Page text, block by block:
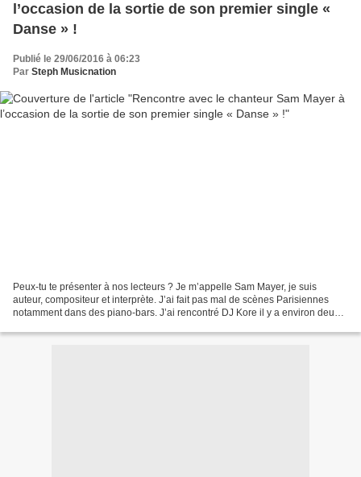
l’occasion de la sortie de son premier single «
Danse » !
Publié le 29/06/2016 à 06:23
Par Steph Musicnation
Peux-tu te présenter à nos lecteurs ? Je m’appelle Sam Mayer, je suis
auteur, compositeur et interprète. J’ai fait pas mal de scènes Parisiennes
notamment dans des piano-bars. J’ai rencontré DJ Kore il y a environ deux